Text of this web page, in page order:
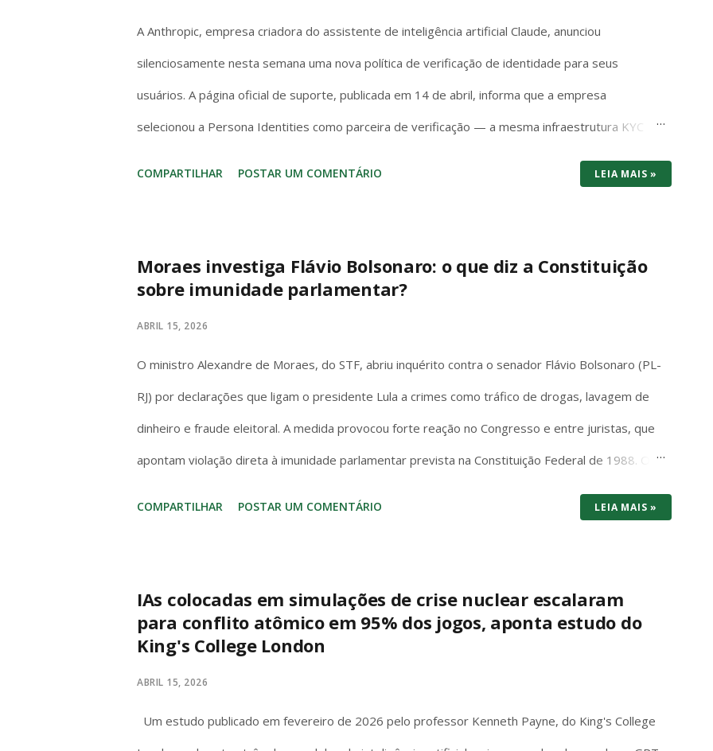
A Anthropic, empresa criadora do assistente de inteligência artificial Claude, anunciou
silenciosamente nesta semana uma nova política de verificação de identidade para seus
usuários. A página oficial de suporte, publicada em 14 de abril, informa que a empresa
selecionou a Persona Identities como parceira de verificação — a mesma infraestrutura KYC
usada por serviços financeiros — e exige passaporte físico, carteira de motorista ou
documento de identidade nacional. Cópias, identidades digitais e credenciais estudantis não são
abusos, aplicar políticas de uso e cumprir obrigações legais. A empresa afirma que não utiliza os
COMPARTILHAR POSTAR UM COMENTÁRIO LEIA MAIS »
Moraes investiga Flávio Bolsonaro: o que diz a Constituição
sobre imunidade parlamentar?
ABRIL 15, 2026
O ministro Alexandre de Moraes, do STF, abriu inquérito contra o senador Flávio Bolsonaro (PL-
RJ) por declarações que ligam o presidente Lula a crimes como tráfico de drogas, lavagem de
dinheiro e fraude eleitoral. A medida provocou forte reação no Congresso e entre juristas, que
apontam violação direta à imunidade parlamentar prevista na Constituição Federal de 1988. O
Artigo 53 da Constituição é claro e sem ambiguidades: “Os Deputados e Senadores são
invioláveis, civil e penalmente, por quaisquer de suas opiniões, palavras e votos”. A palavra
pessoal, mas garantia institucional do regime democrático. Ela permite que senadores e
deputados debatem temas nacionais sem medo de retaliação judicial, inclusive fora do plenário,
desde que no exercício da função. Diante da literalidade do texto constitucional, a abertur...
COMPARTILHAR POSTAR UM COMENTÁRIO LEIA MAIS »
IAs colocadas em simulações de crise nuclear escalaram
para conflito atômico em 95% dos jogos, aponta estudo do
King's College London
ABRIL 15, 2026
Um estudo publicado em fevereiro de 2026 pelo professor Kenneth Payne, do King's College